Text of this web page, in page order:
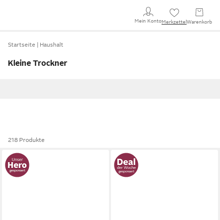
Mein KontoMerkzettel Warenkorb
Startseite Haushalt
Kleine Trockner
218 Produkte